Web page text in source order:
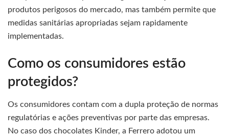
produtos perigosos do mercado, mas também permite que
medidas sanitárias apropriadas sejam rapidamente
implementadas.
Como os consumidores estão
protegidos?
Os consumidores contam com a dupla proteção de normas
regulatórias e ações preventivas por parte das empresas.
No caso dos chocolates Kinder, a Ferrero adotou um